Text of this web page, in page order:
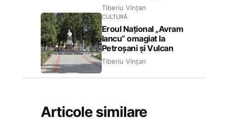
Tiberiu Vințan
CULTURĂ
Eroul Național „Avram
Iancu” omagiat la
Petroșani și Vulcan
Tiberiu Vințan
Articole similare